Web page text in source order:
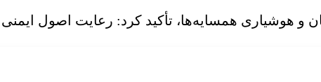
و هوشیاری همسایه‌ها، تأکید کرد: رعایت اصول